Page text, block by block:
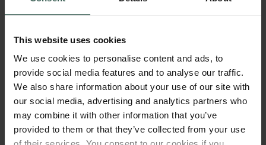
This website uses cookies
We use cookies to personalise content and ads, to
provide social media features and to analyse our traffic.
We also share information about your use of our site with
our social media, advertising and analytics partners who
may combine it with other information that you’ve
provided to them or that they’ve collected from your use